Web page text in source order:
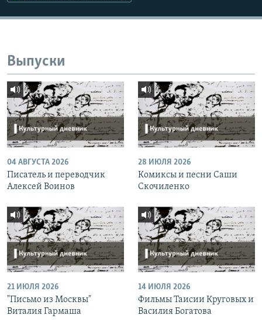
Выпуски
04 АВГУСТА 2026
Писатель и переводчик
Алексей Воинов
28 ИЮЛЯ 2026
Комиксы и песни Саши
Скочиленко
21 ИЮЛЯ 2026
"Письмо из Москвы"
Виталия Гармаша
14 ИЮЛЯ 2026
Фильмы Таисии Круговых и
Василия Богатова